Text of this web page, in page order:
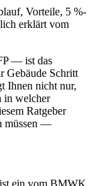
Vorteile, 5 %-
erklärt vom
— ist das
Gebäude Schritt
Ihnen nicht nur,
in welcher
Ratgeber
müssen —
ist ein vom BMWK